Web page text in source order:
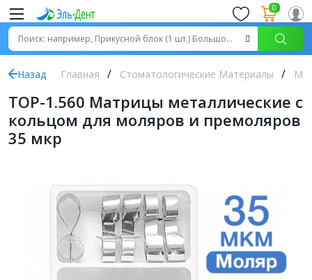
0
Назад Главная Стоматологические Материалы
ТОР-1.560 Матрицы металлические с
кольцом для моляров и премоляров
35 мкр